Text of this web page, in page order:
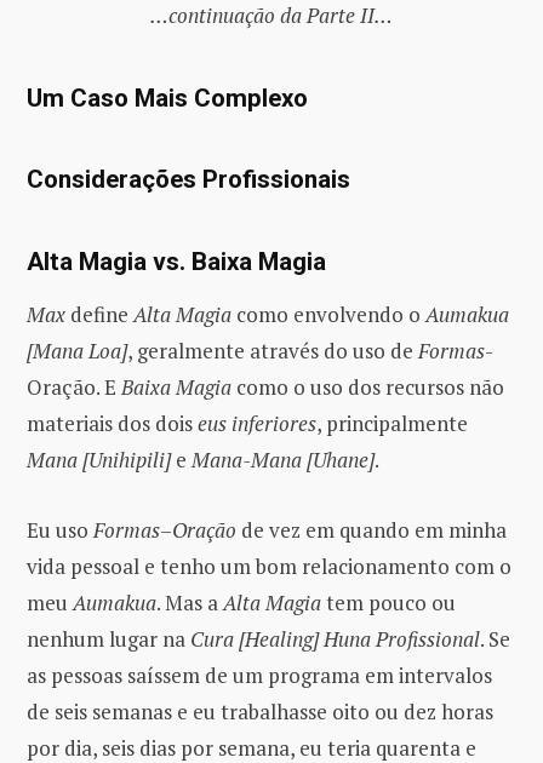
…continuação da Parte II…
Um Caso Mais Complexo
Considerações Profissionais
Alta Magia vs. Baixa Magia
Max defineAlta Magia como envolvendo oAumakua
[Mana Loa], geralmente através do uso deFormas-
Oração. EBaixa Magia como o uso dos recursos não
materiais dos doiseus inferiores, principalmente
Mana[Unihipili]eMana-Mana[Uhane].
Eu usoFormas–Oração de vez em quando em minha
vida pessoal e tenho um bom relacionamento com o
meuAumakua. Mas aAlta Magiatem pouco ou
nenhum lugar na Cura [Healing] Huna Profissional. Se
as pessoas saíssem de um programa em intervalos
de seis semanas e eu trabalhasse oito ou dez horas
por dia, seis dias por semana, eu teria quarenta e